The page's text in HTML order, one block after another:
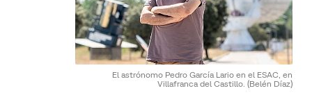
El astrónomo Pedro García Lario en el ESAC, en
Villafranca del Castillo. (Belén Díaz)